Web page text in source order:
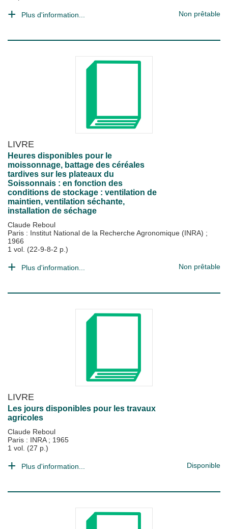
Plus d'information... Non prêtable
LIVRE
Heures disponibles pour le
moissonnage, battage des céréales
tardives sur les plateaux du
Soissonnais : en fonction des
conditions de stockage : ventilation de
maintien, ventilation séchante,
installation de séchage
Claude Reboul
Paris : Institut National de la Recherche Agronomique (INRA) ;
1966
1 vol. (22-9-8-2 p.)
Plus d'information... Non prêtable
LIVRE
Les jours disponibles pour les travaux
agricoles
Claude Reboul
Paris : INRA ; 1965
1 vol. (27 p.)
Plus d'information... Disponible